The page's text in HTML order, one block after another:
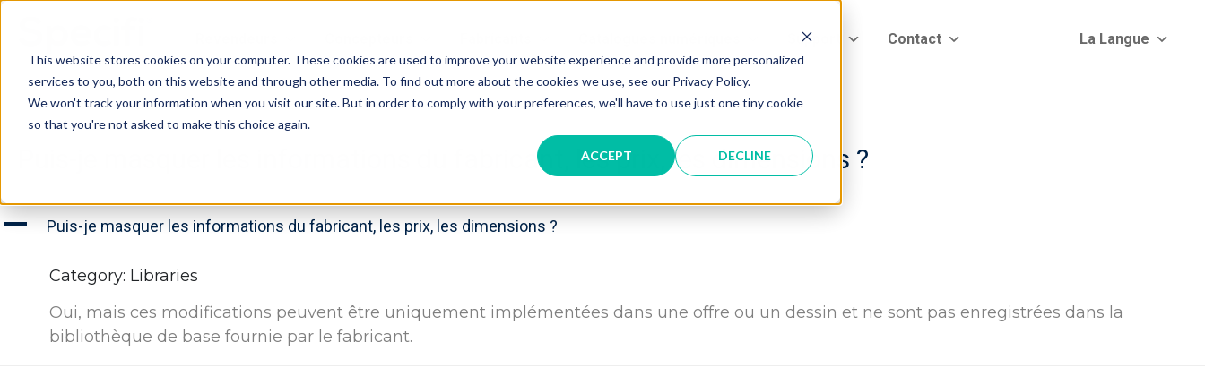
This website stores cookies on your computer. These cookies are used to improve your website experience and provide more personalized
services to you, both on this website and through other media. To find out more about the cookies we use, see our Privacy Policy.
We won't track your information when you visit our site. But in order to comply with your preferences, we'll have to use just one tiny cookie
so that you're not asked to make this choice again.
ACCEPT DECLINE
content
Support Contact La Langue
Puis-je masquer les informations du fabricant, les prix, les dimensions ?
A Puis-je masquer les informations du fabricant, les prix, les dimensions ?
Category: Libraries
Oui, mais ces modifications peuvent être uniquement implémentées dans une offre ou un dessin et ne sont pas enregistrées dans la
bibliothèque de base fournie par le fabricant.